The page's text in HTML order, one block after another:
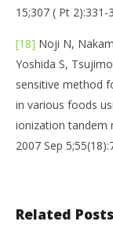
15;307 ( Pt 2):331-
[18] Noji N,
Yoshida S,
sensitive method
in various foods
ionization tandem
2007 Sep
Related